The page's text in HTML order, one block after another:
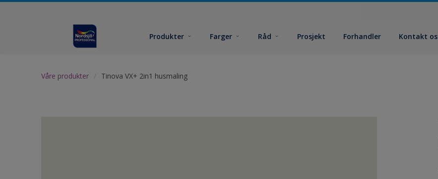
Produkter Farger Råd Prosjekt Forhandler Kontakt
Våre produkter Tinova VX+ 2in1 husmaling